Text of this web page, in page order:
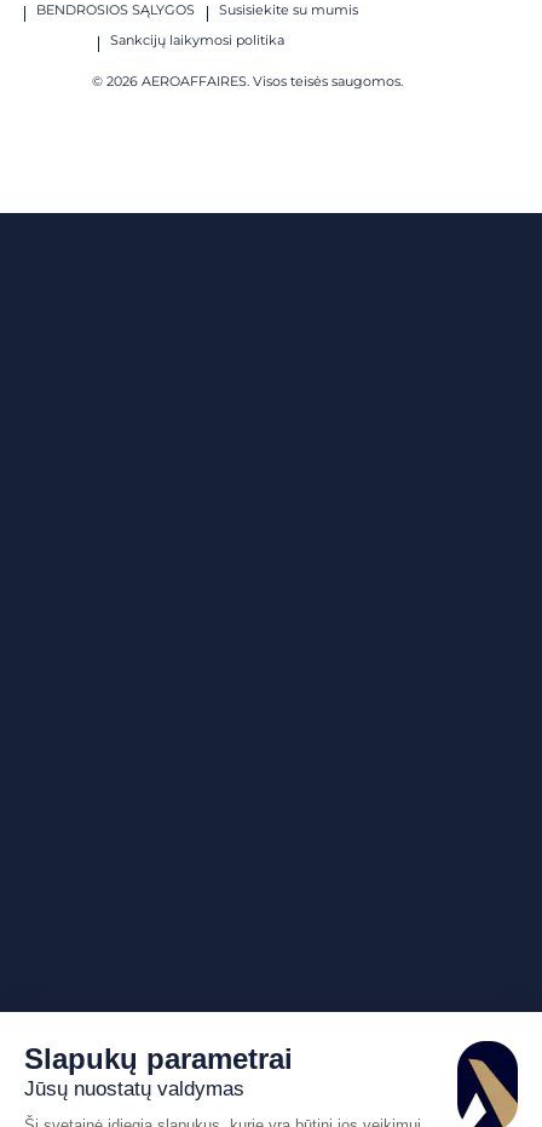
BENDROSIOS SĄLYGOS
Susisiekite su mumis
Sankcijų laikymosi politika
© 2026 AEROAFFAIRES. Visos teisės saugomos.